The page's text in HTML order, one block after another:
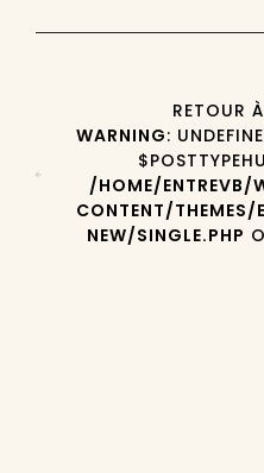
RETOUR
WARNING:
/HOME/ENTREVB/
CONTENT/THEMES/
NEW/SINGLE.PHP